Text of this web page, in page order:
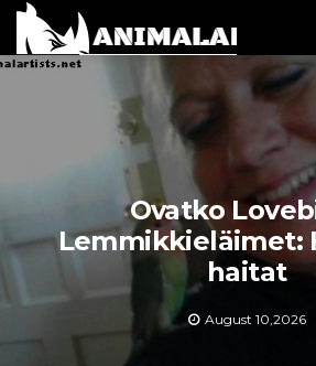
Ovatko
Lemmikkieläimet:
haitat
August 10,2026